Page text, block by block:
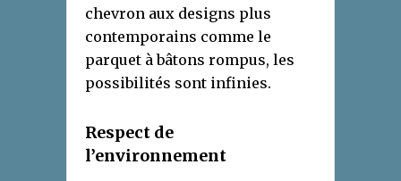
chevron aux designs plus
contemporains comme le
parquet à bâtons rompus, les
possibilités sont infinies.
Respect de
l’environnement